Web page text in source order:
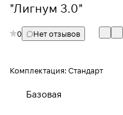
"Лигнум 3.0"
0 Нет отзывов
Комплектация:Стандарт
Базовая